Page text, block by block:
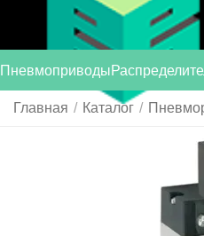
Пневмоприводы
Главная / Каталог /